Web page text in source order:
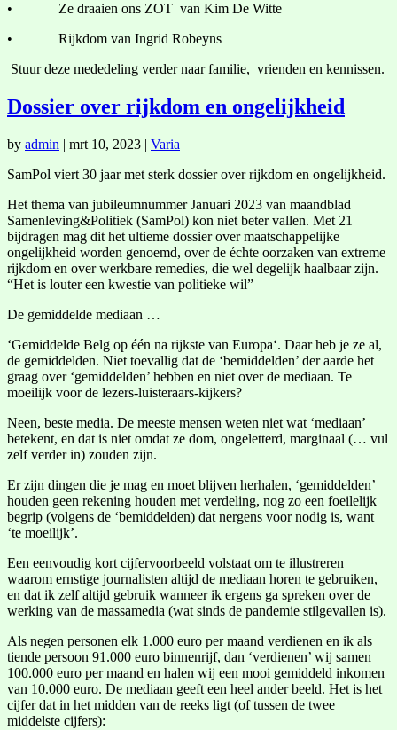
• Ze draaien ons ZOT van Kim De Witte
• Rijkdom van Ingrid Robeyns
Stuur deze mededeling verder naar familie, vrienden en kennissen.
Dossier over rijkdom en ongelijkheid
by admin | mrt 10, 2023 | Varia
SamPol viert 30 jaar met sterk dossier over rijkdom en ongelijkheid.
Het thema van jubileumnummer Januari 2023 van maandblad
Samenleving&Politiek (SamPol) kon niet beter vallen. Met 21
bijdragen mag dit het ultieme dossier over maatschappelijke
ongelijkheid worden genoemd, over de échte oorzaken van extreme
rijkdom en over werkbare remedies, die wel degelijk haalbaar zijn.
“Het is louter een kwestie van politieke wil”
De gemiddelde mediaan …
‘Gemiddelde Belg op één na rijkste van Europa‘. Daar heb je ze al,
de gemiddelden. Niet toevallig dat de ‘bemiddelden’ der aarde het
graag over ‘gemiddelden’ hebben en niet over de mediaan. Te
moeilijk voor de lezers-luisteraars-kijkers?
Neen, beste media. De meeste mensen weten niet wat ‘mediaan’
betekent, en dat is niet omdat ze dom, ongeletterd, marginaal (… vul
zelf verder in) zouden zijn.
Er zijn dingen die je mag en moet blijven herhalen, ‘gemiddelden’
houden geen rekening houden met verdeling, nog zo een foeilelijk
begrip (volgens de ‘bemiddelden) dat nergens voor nodig is, want
‘te moeilijk’.
Een eenvoudig kort cijfervoorbeeld volstaat om te illustreren
waarom ernstige journalisten altijd de mediaan horen te gebruiken,
en dat ik zelf altijd gebruik wanneer ik ergens ga spreken over de
werking van de massamedia (wat sinds de pandemie stilgevallen is).
Als negen personen elk 1.000 euro per maand verdienen en ik als
tiende persoon 91.000 euro binnenrijf, dan ‘verdienen’ wij samen
100.000 euro per maand en halen wij een mooi gemiddeld inkomen
van 10.000 euro. De mediaan geeft een heel ander beeld. Het is het
cijfer dat in het midden van de reeks ligt (of tussen de twee
middelste cijfers):